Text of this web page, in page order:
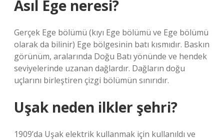
Asıl Ege neresi?
Gerçek Ege bölümü (kıyı Ege bölümü ve Ege bölümü
olarak da bilinir) Ege bölgesinin batı kısmıdır. Baskın
görünüm, aralarında Doğu Batı yönünde ve hendek
seviyelerinde uzanan dağlardır. Dağların doğu
uçlarını birleştiren çizgi bölümün sınırıdır.
Uşak neden ilkler şehri?
1909’da Uşak elektrik kullanmak için kullanıldı ve